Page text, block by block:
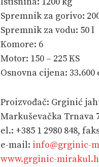
Spremnik za gorivo:
Spremnik za vodu: 50 l
Komore: 6
Motor: 150 – 225 KS
Osnovna cijena: 33.600
Proizvođač: Grginić
Markuševačka Trnava
el.: +385 1 2980 848,
e-mail: info@grginic-
www.grginic-